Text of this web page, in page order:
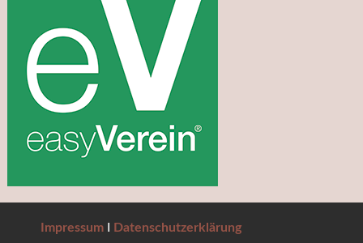
Impressum Datenschutzerklärung